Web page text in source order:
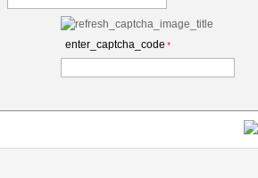
enter_captcha_code *